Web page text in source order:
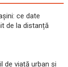
ce date
de la distanță
de viață urban și